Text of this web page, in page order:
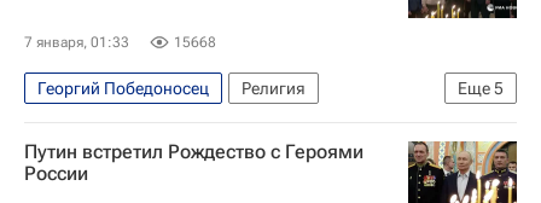
7 января, 01:33 15668
Еще5
Георгий Победоносец
Религия
Московская область (Подмосковье)
Россия
Владимир Путин
Путин встретил Рождество с Героями
России